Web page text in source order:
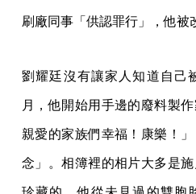
刷廠同事「供認罪行」，他被
劉耀廷沒有讓家人知道自己
月，他開始用手邊的廢料製
親愛的家族們幸福！康樂！
念」。相簿裡的相片大多是